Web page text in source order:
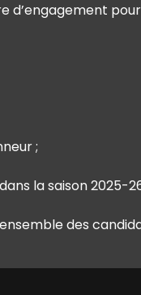
;
la saison 2025-
des